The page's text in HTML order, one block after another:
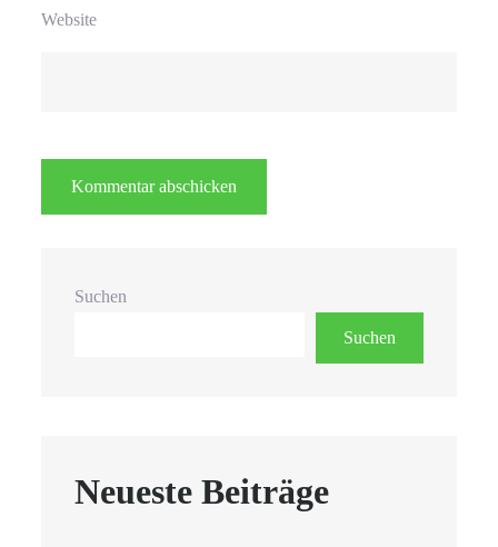
Website
Suchen
Suchen
Neueste Beiträge